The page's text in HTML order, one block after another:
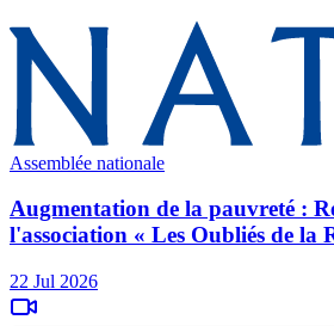
Assemblée nationale
Augmentation de la pauvreté :
l'association « Les Oubliés de la
22 Jul 2026